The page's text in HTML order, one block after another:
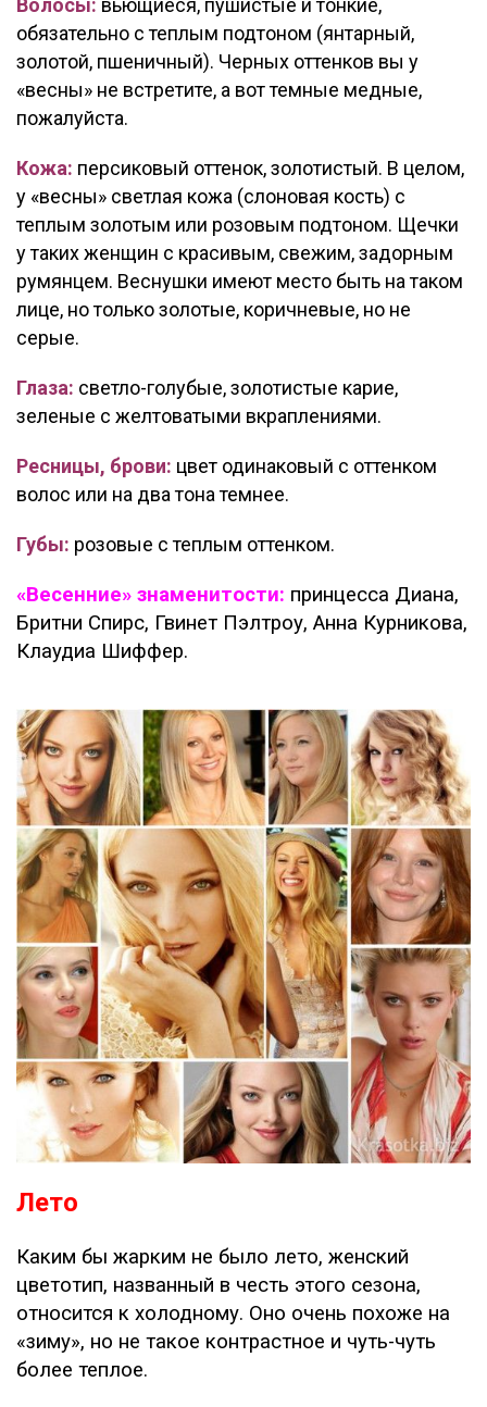
Волосы: вьющиеся, пушистые и тонкие,
обязательно с теплым подтоном (янтарный,
золотой, пшеничный). Черных оттенков вы у
«весны» не встретите, а вот темные медные,
пожалуйста.
Кожа: персиковый оттенок, золотистый. В целом,
у «весны» светлая кожа (слоновая кость) с
теплым золотым или розовым подтоном. Щечки
у таких женщин с красивым, свежим, задорным
румянцем. Веснушки имеют место быть на таком
лице, но только золотые, коричневые, но не
серые.
Глаза: светло-голубые, золотистые карие,
зеленые с желтоватыми вкраплениями.
Ресницы, брови: цвет одинаковый с оттенком
волос или на два тона темнее.
Губы: розовые с теплым оттенком.
«Весенние» знаменитости: принцесса Диана,
Бритни Спирс, Гвинет Пэлтроу, Анна Курникова,
Клаудиа Шиффер.
Лето
Каким бы жарким не было лето, женский
цветотип, названный в честь этого сезона,
относится к холодному. Оно очень похоже на
«зиму», но не такое контрастное и чуть-чуть
более теплое.